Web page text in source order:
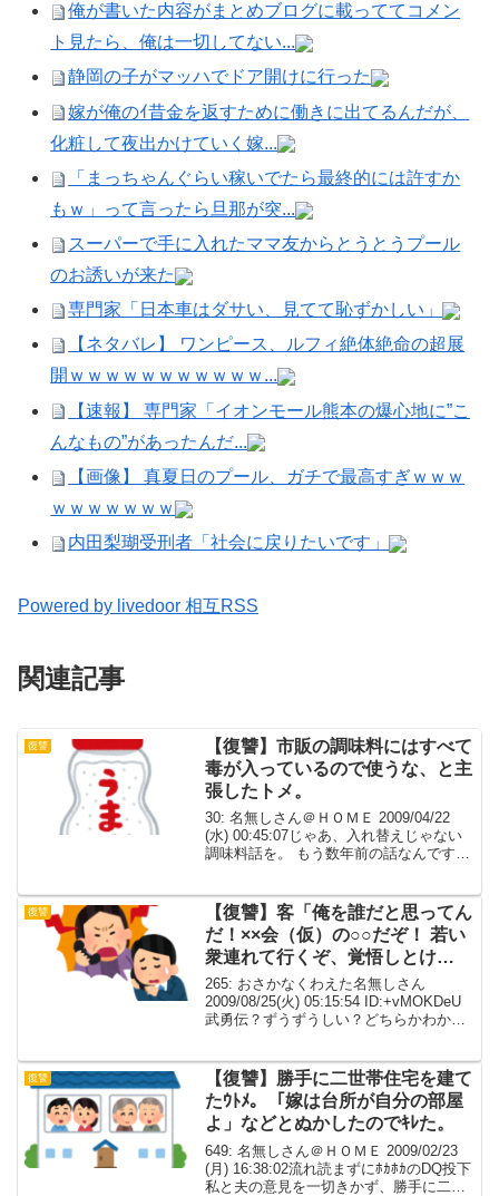
俺が書いた内容がまとめブログに載っててコメン
ト見たら、俺は一切してない...
静岡の子がマッハでドア開けに行った
嫁が俺のｲ昔金を返すために働きに出てるんだが、
化粧して夜出かけていく嫁...
「まっちゃんぐらい稼いでたら最終的には許すか
もｗ」って言ったら旦那が突...
スーパーで手に入れたママ友からとうとうプール
のお誘いが来た
専門家「日本車はダサい、見てて恥ずかしい」
【ネタバレ】 ワンピース、ルフィ絶体絶命の超展
開ｗｗｗｗｗｗｗｗｗｗｗ...
【速報】 専門家「イオンモール熊本の爆心地に”こ
んなもの”があったんだ...
【画像】 真夏日のプール、ガチで最高すぎｗｗｗ
ｗｗｗｗｗｗｗ
内田梨瑚受刑者「社会に戻りたいです」
Powered by livedoor 相互RSS
関連記事
復讐
【復讐】市販の調味料にはすべて
毒が入っているので使うな、と主
張したトメ。
30: 名無しさん＠ＨＯＭＥ 2009/04/22
(水) 00:45:07じゃあ、入れ替えじゃない
調味料話を。 もう数年前の話なんですが
メ。 かつおやにぼし、昆布、...
復讐
【復讐】客「俺を誰だと思ってん
だ！××会（仮）の○○だぞ！ 若い
衆連れて行くぞ、覚悟しとけ
よ！」
265: おさかなくわえた名無しさん
2009/08/25(火) 05:15:54 ID:+vMOKDeU
武勇伝？ずうずうしい？どちらかわから
スルーで。高校時代に地元で...
復讐
【復讐】勝手に二世帯住宅を建て
たｳﾄﾒ。「嫁は台所が自分の部屋
よ」などとぬかしたのでｷﾚた。
649: 名無しさん＠ＨＯＭＥ 2009/02/23
(月) 16:38:02流れ読まずにﾎｶﾎｶのDQ投下
私と夫の意見を一切きかず、勝手に二世